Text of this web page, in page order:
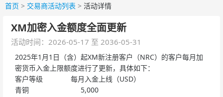
首页 > 交易商活动列表 > 活动详情
XM加密入金额度全面更新
活动时间：2026-05-17 至 2036-05-31
2025年1月1日（含）起XM新注册客户（NRC）的客户每月加
密货币入金上限额度进行了更新，具体如下：
客户等级 每月入金上线（USD）
青铜 5,000